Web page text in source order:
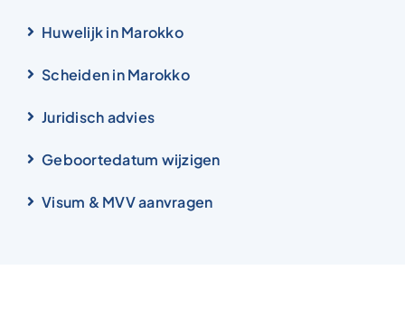
Huwelijk in Marokko
Scheiden in Marokko
Juridisch advies
Geboortedatum wijzigen
Visum & MVV aanvragen